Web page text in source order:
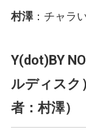
村澤：チャラ
Y(dot)BY
ルディスク
者：村澤）